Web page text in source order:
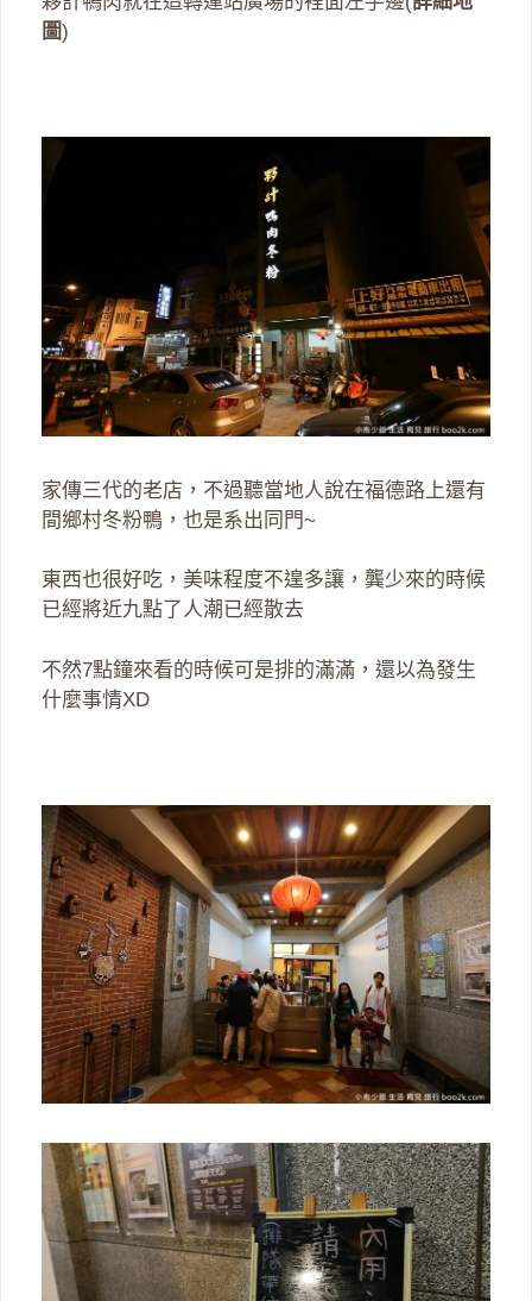
圖)
家傳三代的老店，不過聽當地人說在福德路上還有
間鄉村冬粉鴨，也是系出同門~
東西也很好吃，美味程度不遑多讓，龔少來的時候
已經將近九點了人潮已經散去
不然7點鐘來看的時候可是排的滿滿，還以為發生
什麼事情XD